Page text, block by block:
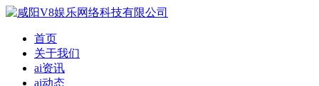
首页
关于我们
ai资讯
ai动态